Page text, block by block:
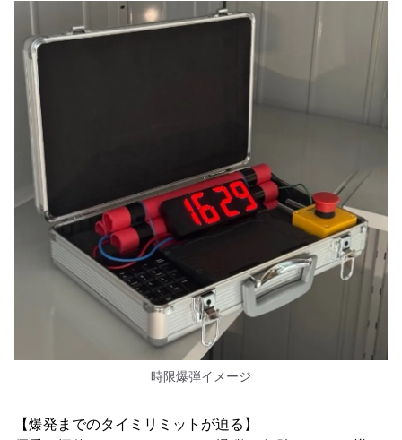
時限爆弾イメージ
【爆発までのタイミリミットが迫る】